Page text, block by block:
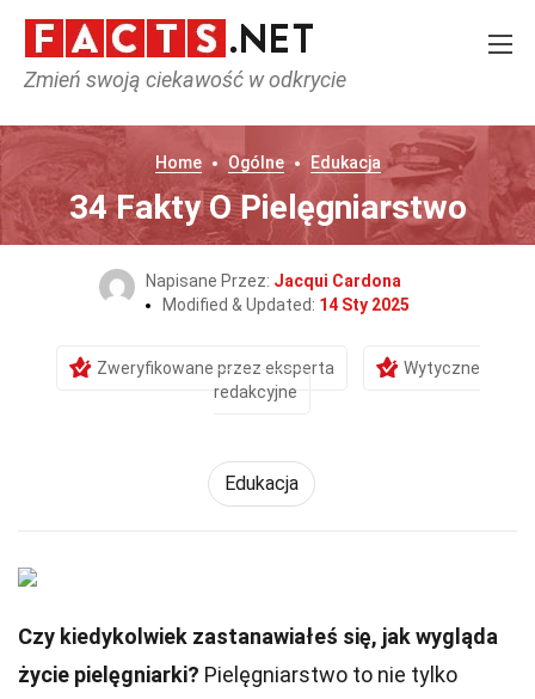
Zmień swoją ciekawość w odkrycie
Home Ogólne Edukacja
34 Fakty O Pielęgniarstwo
Napisane Przez: Jacqui Cardona
Modified & Updated: 14 Sty 2025
Zweryfikowane przez eksperta
Wytyczne
redakcyjne
Edukacja
Czy kiedykolwiek zastanawiałeś się, jak wygląda
życie pielęgniarki? Pielęgniarstwo to nie tylko